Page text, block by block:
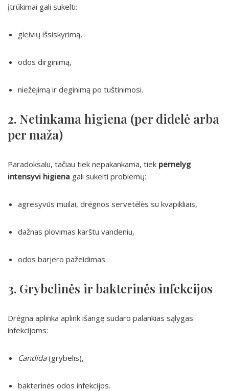
įtrūkimai gali sukelti:
gleivių išsiskyrimą,
odos dirginimą,
niežėjimą ir deginimą po tuštinimosi.
2. Netinkama higiena (per didelė arba
per maža)
Paradoksalu, tačiau tiek nepakankama, tiek pernelyg
intensyvi higiena gali sukelti problemų:
agresyvūs muilai, drėgnos servetėlės su kvapikliais,
dažnas plovimas karštu vandeniu,
odos barjero pažeidimas.
3. Grybelinės ir bakterinės infekcijos
Drėgna aplinka aplink išangę sudaro palankias sąlygas
infekcijoms:
Candida(grybelis),
bakterinės odos infekcijos.